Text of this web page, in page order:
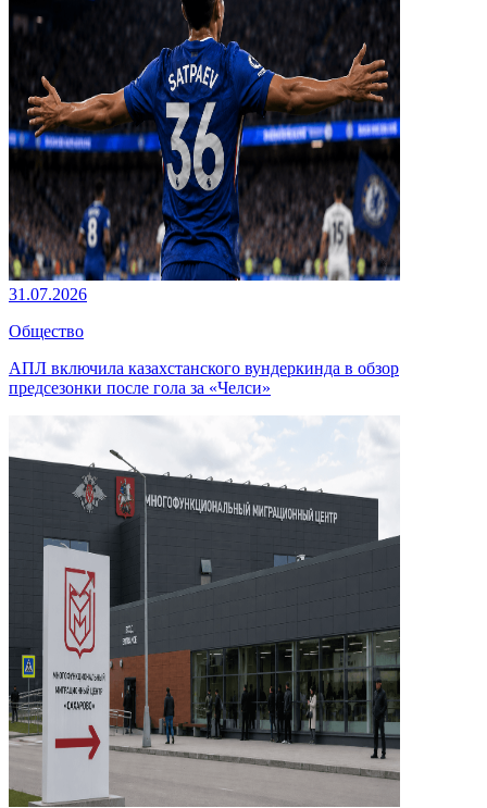
31.07.2026
Общество
АПЛ включила казахстанского вундеркинда в обзор
предсезонки после гола за «Челси»